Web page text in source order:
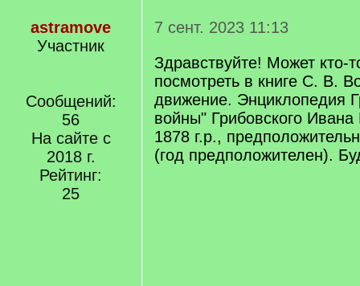
astramove
Участник
Сообщений:
56
На сайте с
2018 г.
Рейтинг:
25
7 сент. 2023 11:13
Здравствуйте! Может кто-
посмотреть в книге С. В.
движение. Энциклопедия
войны" Грибовского
1878 г.р.,
(год предположителен).